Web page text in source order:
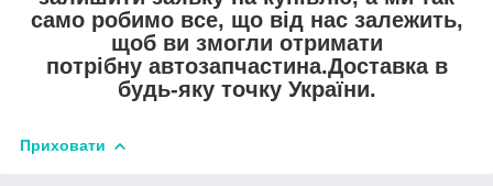
само робимо все, що від нас залежить,
щоб ви змогли отримати
потрібну автозапчастина.Доставка в
будь-яку точку України.
Приховати